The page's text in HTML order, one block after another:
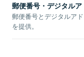
郵便番号・デジタル
郵便番号とデジタルア
を提供。